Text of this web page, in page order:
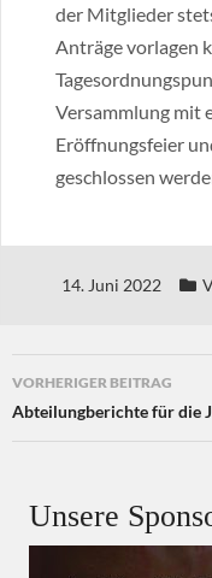
der Mitglieder
Anträge vorlagen
Versammlung mit
Eröffnungsfeier
geschlossen
14. Juni 2022
VORHERIGER BEITRAG
Abteilungberichte für die
Unsere